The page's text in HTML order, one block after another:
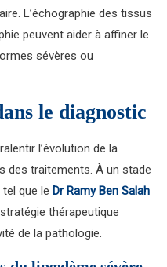
L’échographie des tissus
peuvent aider à affiner le
sévères ou
le diagnostic
l’évolution de la
des traitements. À un stade
tel que leDr Ramy Ben Salah
thérapeutique
de la pathologie.